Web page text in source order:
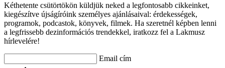
Kéthetente csütörtökön küldjük neked a legfontosabb cikkeinket,
kiegészítve újságíróink személyes ajánlásaival: érdekességek,
programok, podcastok, könyvek, filmek. Ha szeretnél képben lenni
a legfrissebb dezinformációs trendekkel, iratkozz fel a Lakmusz
hírlevelére!
Email cím